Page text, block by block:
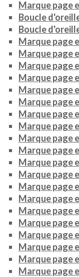
Marque page
Boucle
Boucle
Marque page
Marque page
Marque page
Marque page
Marque page
Marque page
Marque page
Marque page
Marque page
Marque page
Marque page
Marque page
Marque page
Marque page
Marque page
Marque page
Marque page
Marque page
Marque page
Marque page